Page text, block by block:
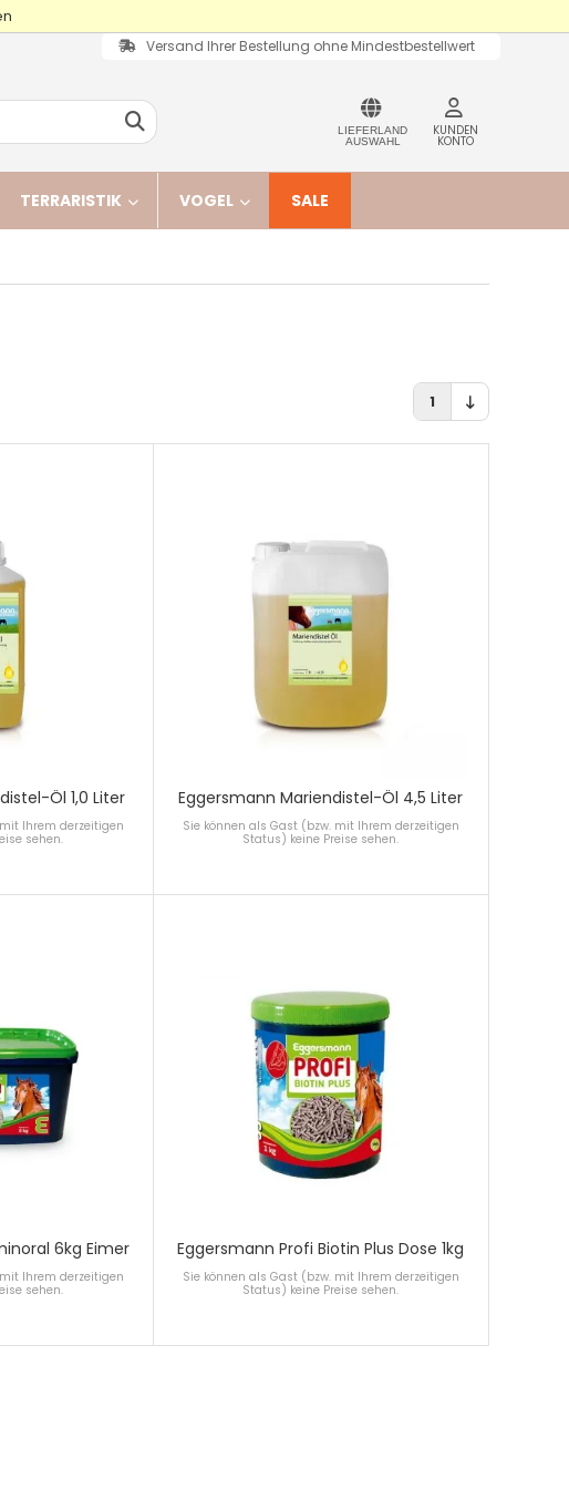
Versand Ihrer Bestellung ohne Mindestbestellwert
LIEFERLAND
AUSWAHL
KUNDEN
KONTO
TERRARISTIK VOGEL SALE
1
Öl 1,0 Liter
Ihrem derzeitigen
sehen.
Eggersmann Mariendistel-Öl 4,5 Liter
Sie können als Gast (bzw. mit Ihrem derzeitigen
Status) keine Preise sehen.
6kg Eimer
Ihrem derzeitigen
sehen.
Eggersmann Profi Biotin Plus Dose 1kg
Sie können als Gast (bzw. mit Ihrem derzeitigen
Status) keine Preise sehen.